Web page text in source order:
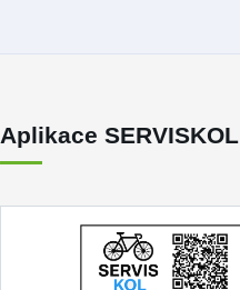
Aplikace SERVISKOL